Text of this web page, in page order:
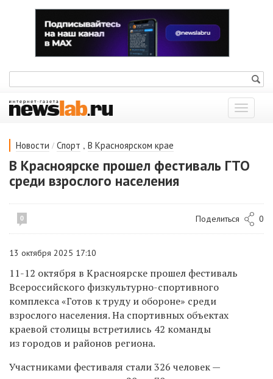
Показать
меню
Новости / Спорт , В Красноярском крае
В Красноярске прошел фестиваль ГТО
среди взрослого населения
0 Поделиться 0
13 октября 2025 17:10
11-12 октября в Красноярске прошел фестиваль
Всероссийского физкультурно-спортивного
комплекса «Готов к труду и обороне» среди
взрослого населения. На спортивных объектах
краевой столицы встретились 42 команды
из городов и районов региона.
Участниками фестиваля стали 326 человек —